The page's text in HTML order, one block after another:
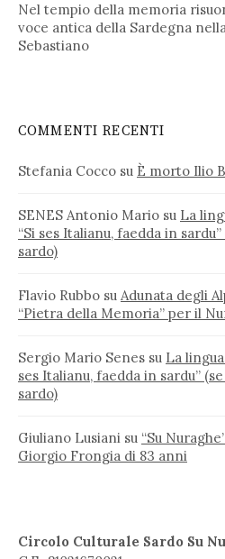
Nel tempio della memoria
voce antica della Sardegna
Sebastiano
COMMENTI RECENTI
Stefania Cocco su È morto Ilio
SENES Antonio Mario su La
“Si ses Italianu, faedda in
sardo)
Flavio Rubbo su Adunata degli
“Pietra della Memoria” per il
Sergio Mario Senes su La
ses Italianu, faedda in sardu”
sardo)
Giuliano Lusiani su “Su
Giorgio Frongia di 83 anni
Circolo Culturale Sardo Su